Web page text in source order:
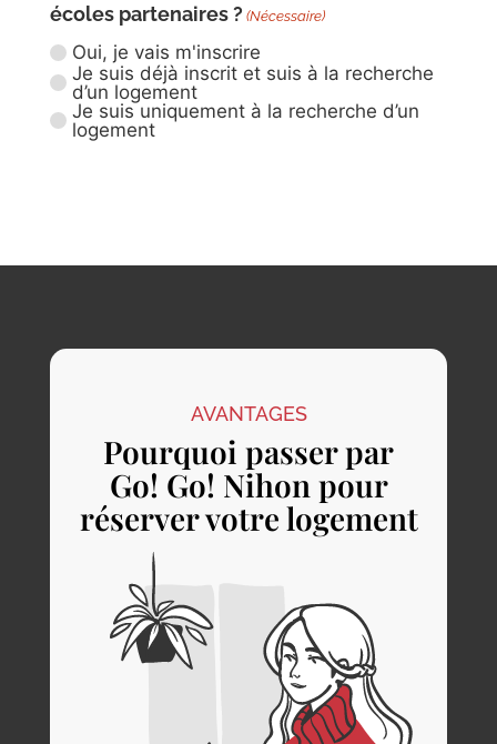
écoles partenaires ? (Nécessaire)
Oui, je vais m'inscrire
Je suis déjà inscrit et suis à la recherche
d’un logement
Je suis uniquement à la recherche d’un
logement
AVANTAGES
Pourquoi passer par
Go! Go! Nihon pour
réserver votre logement